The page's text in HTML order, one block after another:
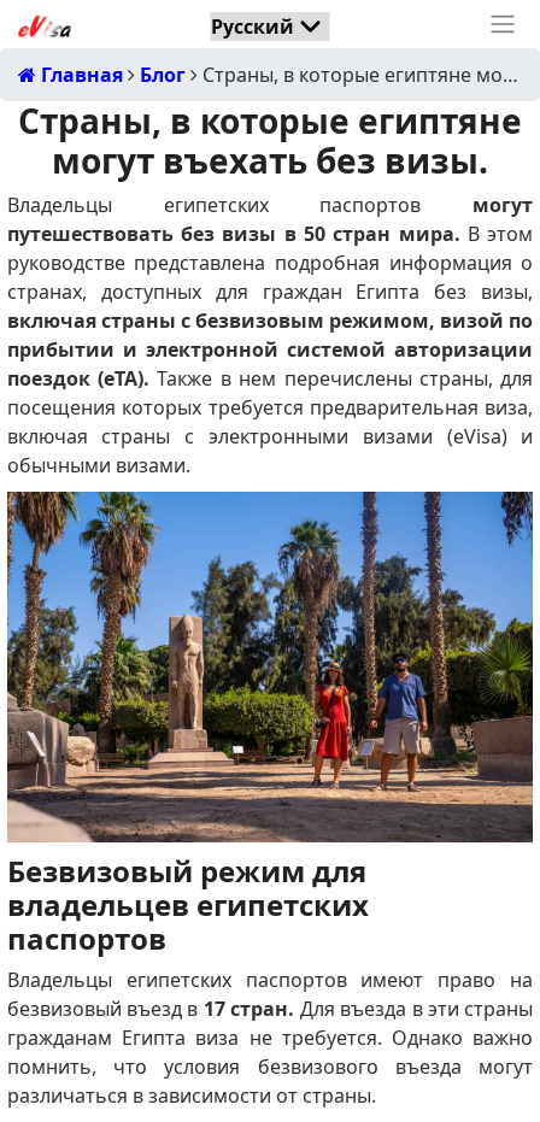
Главная Блог Страны, в которые египтяне могут въехать без визы.
Страны, в которые египтяне
могут въехать без визы.
Владельцы египетских паспортов могут
путешествовать без визы в 50 стран мира. В этом
руководстве представлена ​​подробная информация о
странах, доступных для граждан Египта без визы,
включая страны с безвизовым режимом, визой по
прибытии и электронной системой авторизации
поездок (eTA). Также в нем перечислены страны, для
посещения которых требуется предварительная виза,
включая страны с электронными визами (eVisa) и
обычными визами.
Безвизовый режим для
владельцев египетских
паспортов
Владельцы египетских паспортов имеют право на
безвизовый въезд в 17 стран. Для въезда в эти страны
гражданам Египта виза не требуется. Однако важно
помнить, что условия безвизового въезда могут
различаться в зависимости от страны.